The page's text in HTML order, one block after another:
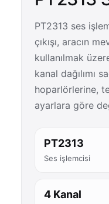
PT2313 ses
çıkışı, aracın
kullanılmak
kanal dağılımı
hoparlörlerine,
ayarlara göre
PT2313
Ses işlemcisi
4 Kanal